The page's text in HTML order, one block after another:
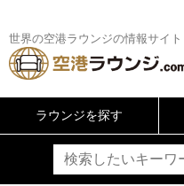
世界の空港ラウンジの情報サイト
ラウンジを探す